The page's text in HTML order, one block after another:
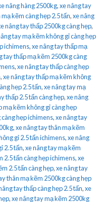
nâng hàng 2500kg,xe nâng tay
kẽm càng hẹp 2.5 tấn,xe nâng
nâng tay thấp 2500kg càng hẹp,
tay mạ kẽm không gỉ càng hẹp
ichimens,xe nâng tay thấp mạ
tay thấp mạ kẽm 2500kg càng
,xe nâng tay thấp càng hẹp
,xe nâng tay thấp mạ kẽm không
hẹp 2.5 tấn,xe nâng tay mạ
thấp 2.5 tấn càng hẹp,xe nâng
mạ kẽm không gỉ càng hẹp
hẹp ichimens,xe nâng tay
,xe nâng tay thân mạ kẽm
gỉ 2.5 tấn ichimens,xe nâng
2.5 tấn,xe nâng tay mạ kẽm
2.5 tấn càng hẹp ichimens,xe
2.5 tấn càng hẹp,xe nâng tay
thân mạ kẽm 2500kg càng hẹp
tay thấp càng hẹp 2.5 tấn,xe
,xe nâng tay mạ kẽm 2500kg